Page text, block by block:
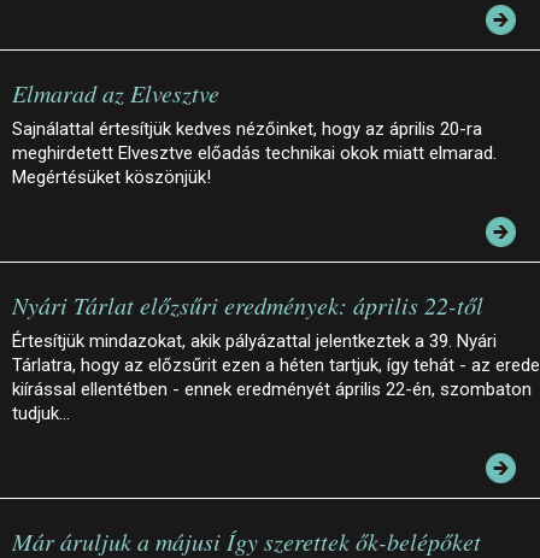
Elmarad az Elvesztve
Sajnálattal értesítjük kedves nézőinket, hogy az április 20-ra
meghirdetett Elvesztve előadás technikai okok miatt elmarad.
Megértésüket köszönjük!
Nyári Tárlat előzsűri eredmények: április 22-től
Értesítjük mindazokat, akik pályázattal jelentkeztek a 39. Nyári
Tárlatra, hogy az előzsűrit ezen a héten tartjuk, így tehát - az
kiírással ellentétben - ennek eredményét április 22-én, szombaton
tudjuk…
Már áruljuk a májusi Így szerettek ők-belépőket